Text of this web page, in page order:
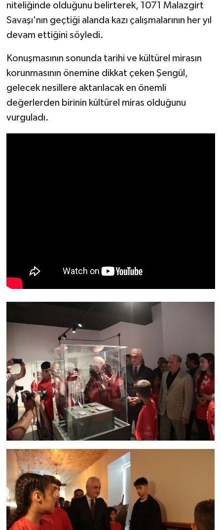
niteliğinde olduğunu belirterek, 1071 Malazgirt
Savaşı'nın geçtiği alanda kazı çalışmalarının her yıl
devam ettiğini söyledi.
Konuşmasının sonunda tarihi ve kültürel mirasın
korunmasının önemine dikkat çeken Şengül,
gelecek nesillere aktarılacak en önemli
değerlerden birinin kültürel miras olduğunu
vurguladı.